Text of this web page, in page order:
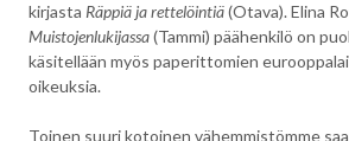
kirjasta Räppiä ja rettelöintiä(Otava). Elina
Muistojenlukijassa(Tammi) päähenkilö on
käsitellään myös paperittomien
oikeuksia.
Toinen suuri kotoinen vähemmistömme